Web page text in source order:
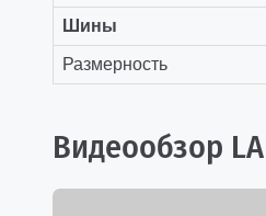
Шины
Размерность
Видеообзор